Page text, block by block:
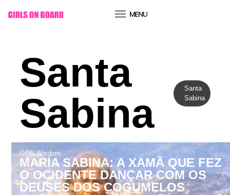
conteúdo
Santa
Sabina
Santa
Sabina
GOB Wisdom
MARÍA SABINA: A XAMÃ QUE FEZ
O OCIDENTE DANÇAR COM OS
DEUSES DOS COGUMELOS